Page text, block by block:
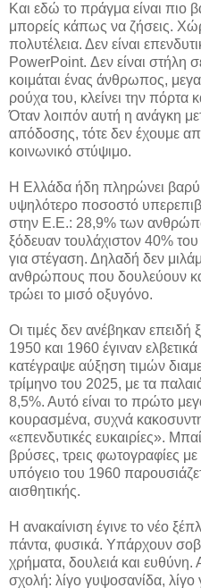
Kαι εδώ το πράγμα είναι πιο
μπορείς κάπως να ζήσεις.
πολυτέλεια. Δεν είναι
PowerPoint. Δεν είναι στήλη
κοιμάται ένας άνθρωπος,
ρούχα του, κλείνει την πόρτα
Όταν λοιπόν αυτή η ανάγκη
απόδοσης, τότε δεν έχουμε
κοινωνικό στύψιμο.
Η Ελλάδα ήδη πληρώνει βαρύ
υψηλότερο ποσοστό
στην Ε.Ε.: 28,9% των
ξόδευαν τουλάχιστον 40%
για στέγαση. Δηλαδή δεν
ανθρώπους που δουλεύουν
τρώει το μισό οξυγόνο.
Οι τιμές δεν ανέβηκαν επειδή
1950 και 1960 έγιναν
κατέγραψε αύξηση τιμών
τρίμηνο του 2025, με τα
8,5%. Αυτό είναι το πρώτο
κουρασμένα, συχνά
«επενδυτικές ευκαιρίες».
βρύσες, τρεις φωτογραφίες
υπόγειο του 1960
αισθητικής.
Η ανακαίνιση έγινε το νέο
πάντα, φυσικά. Υπάρχουν
χρήματα, δουλειά και ευθύνη.
σχολή: λίγο γυψοσανίδα, λίγο